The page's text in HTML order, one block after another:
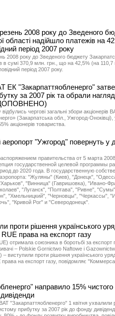
2008 року до Зведеного
області надійшло платежів на
період 2007 року
2008 року до Зведеного бюджету
в сумі 370,9 млн. грн., що на 42,5% (на 110,7
період 2007 року.
ЕК "Закарпаттяобленерго"
за 2007 рік та обрали
(ДОПОВНЕНО)
відбулись чергові загальні збори акціонерів
(Закарпатська обл., Ужгород-Оноківці),
акціонерів товариства.
"Ужгород" повернуть у
правительства от 5 марта
государственной целевой программы
до 2020 года. В государственную
"Жуляны" (Киев), "Донецк",
"Винница" (Гавришовка), "Ивано-
"Луганск", "Полтава", "Ривне",
"Хмельницкий", "Черновцы", "Черкассы",
"Кривой Рог" и "Северодонецк".
проти рішення українського
права на експорт газу
отримала союзника в боротьбі за експорт
– Polskie Gоrnictwo Naftowe i
виступили проти рішення українського
на експорт газу, повідомляє
направило 15%
"Закарпаттяобленерго" 1 квітня ухвалили
прибутку за 2007 рік до фонду